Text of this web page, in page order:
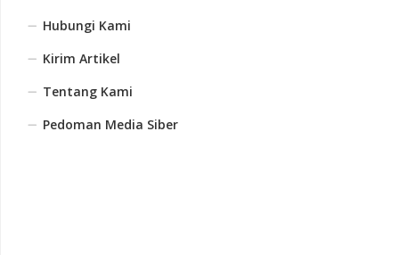
Hubungi Kami
Kirim Artikel
Tentang Kami
Pedoman Media Siber